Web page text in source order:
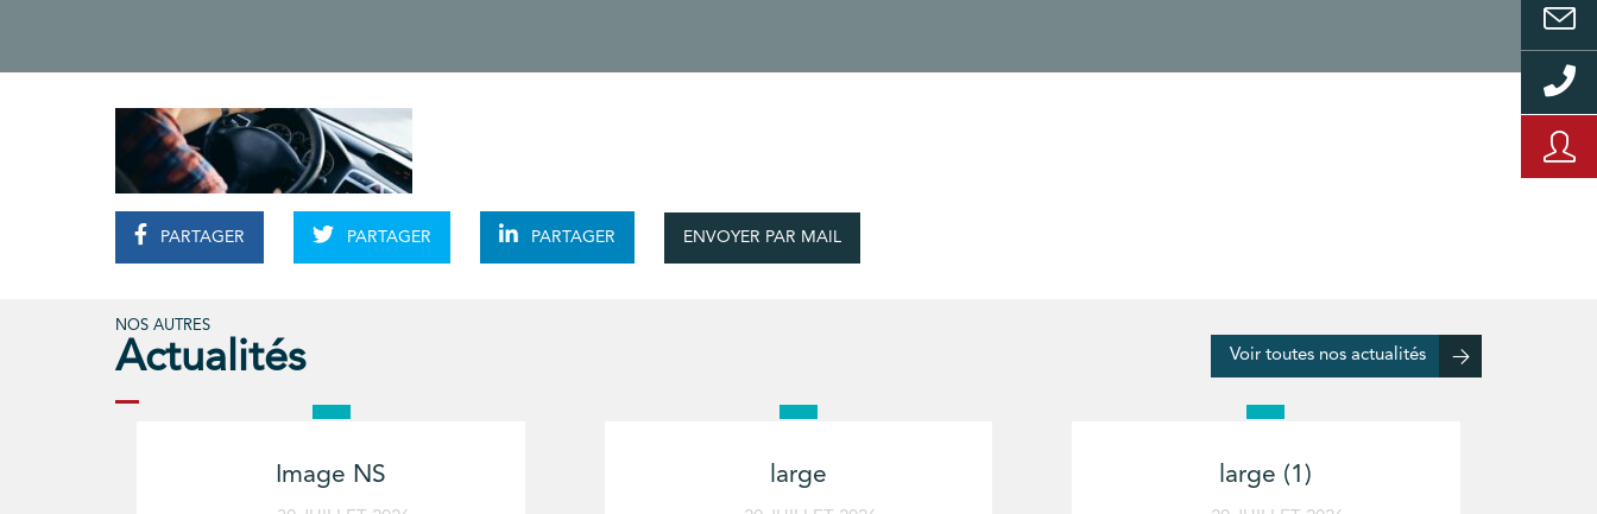
PARTAGER PARTAGER PARTAGER ENVOYER PAR MAIL
NOS AUTRES
Actualités Voir toutes nos actualités
Image NS large large (1)